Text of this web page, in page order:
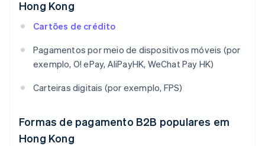
Hong Kong
Cartões de crédito
Pagamentos por meio de dispositivos móveis (por
exemplo, O! ePay, AliPayHK, WeChat Pay HK)
Carteiras digitais (por exemplo, FPS)
Formas de pagamento B2B populares em
Hong Kong